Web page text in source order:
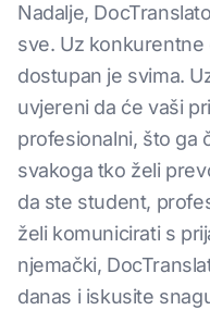
Nadalje,
sve. Uz
dostupan je svima.
uvjereni da će vaši
profesionalni, što ga
svakoga tko želi
da ste student,
želi komunicirati s
njemački,
danas i iskusite